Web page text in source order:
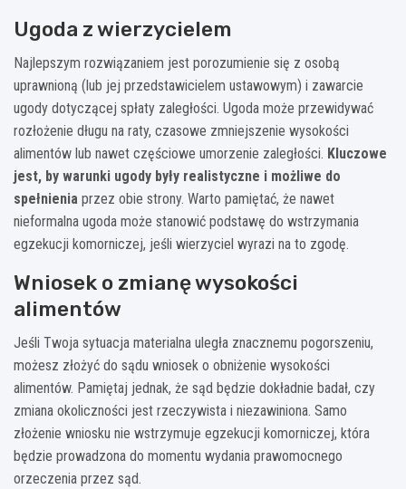
Ugoda z wierzycielem
Najlepszym rozwiązaniem jest porozumienie się z osobą
uprawnioną (lub jej przedstawicielem ustawowym) i zawarcie
ugody dotyczącej spłaty zaległości. Ugoda może przewidywać
rozłożenie długu na raty, czasowe zmniejszenie wysokości
alimentów lub nawet częściowe umorzenie zaległości. Kluczowe
jest, by warunki ugody były realistyczne i możliwe do
spełnienia przez obie strony. Warto pamiętać, że nawet
nieformalna ugoda może stanowić podstawę do wstrzymania
egzekucji komorniczej, jeśli wierzyciel wyrazi na to zgodę.
Wniosek o zmianę wysokości
alimentów
Jeśli Twoja sytuacja materialna uległa znacznemu pogorszeniu,
możesz złożyć do sądu wniosek o obniżenie wysokości
alimentów. Pamiętaj jednak, że sąd będzie dokładnie badał, czy
zmiana okoliczności jest rzeczywista i niezawiniona. Samo
złożenie wniosku nie wstrzymuje egzekucji komorniczej, która
będzie prowadzona do momentu wydania prawomocnego
orzeczenia przez sąd.